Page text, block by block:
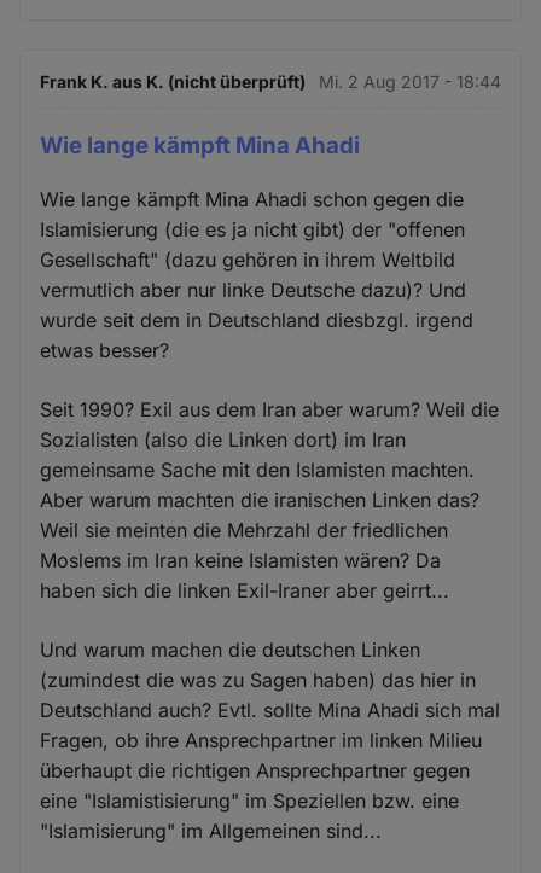
Frank K. aus K. (nicht überprüft) Mi. 2 Aug 2017 - 18:44
Wie lange kämpft Mina Ahadi
Wie lange kämpft Mina Ahadi schon gegen die
Islamisierung (die es ja nicht gibt) der "offenen
Gesellschaft" (dazu gehören in ihrem Weltbild
vermutlich aber nur linke Deutsche dazu)? Und
wurde seit dem in Deutschland diesbzgl. irgend
etwas besser?
Seit 1990? Exil aus dem Iran aber warum? Weil die
Sozialisten (also die Linken dort) im Iran
gemeinsame Sache mit den Islamisten machten.
Aber warum machten die iranischen Linken das?
Weil sie meinten die Mehrzahl der friedlichen
Moslems im Iran keine Islamisten wären? Da
haben sich die linken Exil-Iraner aber geirrt...
Und warum machen die deutschen Linken
(zumindest die was zu Sagen haben) das hier in
Deutschland auch? Evtl. sollte Mina Ahadi sich mal
Fragen, ob ihre Ansprechpartner im linken Milieu
überhaupt die richtigen Ansprechpartner gegen
eine "Islamistisierung" im Speziellen bzw. eine
"Islamisierung" im Allgemeinen sind...